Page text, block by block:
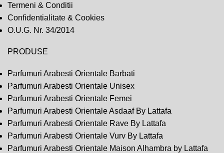
Termeni & Conditii
Confidentialitate & Cookies
O.U.G. Nr. 34/2014
PRODUSE
Parfumuri Arabesti Orientale Barbati
Parfumuri Arabesti Orientale Unisex
Parfumuri Arabesti Orientale Femei
Parfumuri Arabesti Orientale Asdaaf By Lattafa
Parfumuri Arabesti Orientale Rave By Lattafa
Parfumuri Arabesti Orientale Vurv By Lattafa
Parfumuri Arabesti Orientale Maison Alhambra by Lattafa